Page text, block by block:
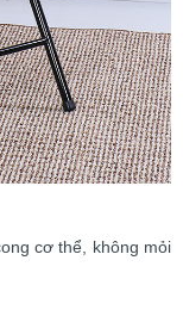
cơ thể, không mỏi